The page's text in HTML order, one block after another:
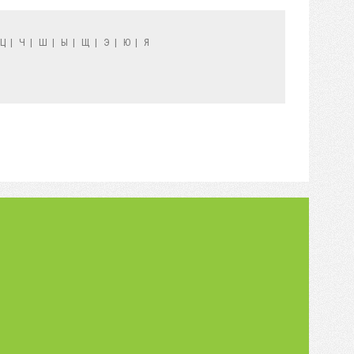
Ц | Ч | Ш | Ы | Щ | Э | Ю | Я